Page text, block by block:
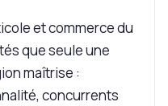
et commerce du
que seule une
maîtrise :
concurrents